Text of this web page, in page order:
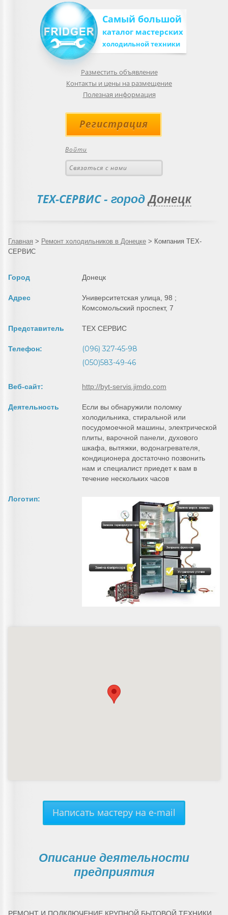
Самый большой
каталог мастерских
холодильной техники
Разместить объявление
Контакты и цены на размещение
Полезная информация
Регистрация
Войти
Связаться с нами
ТЕХ-СЕРВИС- городДонецк
Главная > Ремонт холодильников в Донецке > Компания ТЕХ-
СЕРВИС
Город Донецк
Адрес
Университетская улица, 98 ;
Комсомольский проспект, 7
Представитель ТЕХ СЕРВИС
Телефон:
(096) 327-45-98
(050)583-49-46
Веб-сайт: http://byt-servis.jimdo.com
Деятельность
Если вы обнаружили поломку
холодильника, стиральной или
посудомоечной машины, электрической
плиты, варочной панели, духового
шкафа, вытяжки, водонагревателя,
кондиционера достаточно позвонить
нам и специалист приедет к вам в
течение нескольких часов
Логотип:
Написать мастеру на e-mail
Описание деятельности
предприятия